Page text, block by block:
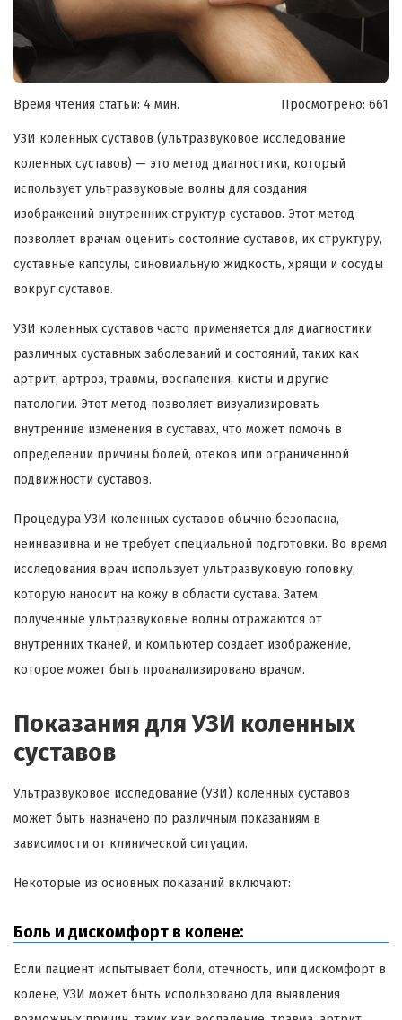
Время чтения статьи: 4 мин. Просмотрено: 661
УЗИ коленных суставов (ультразвуковое исследование
коленных суставов) — это метод диагностики, который
использует ультразвуковые волны для создания
изображений внутренних структур суставов. Этот метод
позволяет врачам оценить состояние суставов, их структуру,
суставные капсулы, синовиальную жидкость, хрящи и сосуды
вокруг суставов.
УЗИ коленных суставов часто применяется для диагностики
различных суставных заболеваний и состояний, таких как
артрит, артроз, травмы, воспаления, кисты и другие
патологии. Этот метод позволяет визуализировать
внутренние изменения в суставах, что может помочь в
определении причины болей, отеков или ограниченной
подвижности суставов.
Процедура УЗИ коленных суставов обычно безопасна,
неинвазивна и не требует специальной подготовки. Во время
исследования врач использует ультразвуковую головку,
которую наносит на кожу в области сустава. Затем
полученные ультразвуковые волны отражаются от
внутренних тканей, и компьютер создает изображение,
которое может быть проанализировано врачом.
Показания для УЗИ коленных
суставов
Ультразвуковое исследование (УЗИ) коленных суставов
может быть назначено по различным показаниям в
зависимости от клинической ситуации.
Некоторые из основных показаний включают:
Боль и дискомфорт в колене:
Если пациент испытывает боли, отечность, или дискомфорт в
колене, УЗИ может быть использовано для выявления